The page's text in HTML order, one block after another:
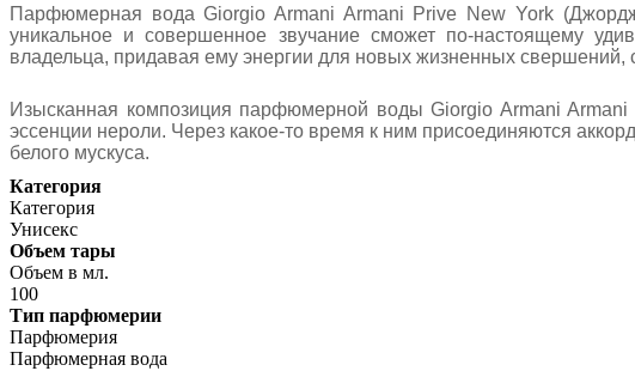
Парфюмерная вода Giorgio Armani Armani Prive New York
уникальное и совершенное звучание сможет по-настоящему
владельца, придавая ему энергии для новых жизненных
Изысканная композиция парфюмерной воды Giorgio Armani Armani
эссенции нероли. Через какое-то время к ним присоединяются
белого мускуса.
Категория
Категория
Унисекс
Объем тары
Объем в мл.
100
Тип парфюмерии
Парфюмерия
Парфюмерная вода